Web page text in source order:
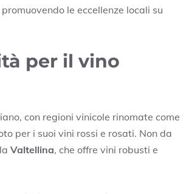
le eccellenze locali su
per il vino
con regioni vinicole rinomate come
per i suoi vini rossi e rosati. Non da
Valtellina, che offre vini robusti e